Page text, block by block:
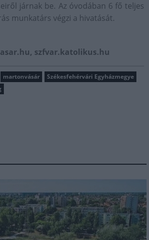
járnak be. Az óvodában 6 fő teljes
munkatárs végzi a hivatását.
szfvar.katolikus.hu
martonvásár
Székesfehérvári Egyházmegye